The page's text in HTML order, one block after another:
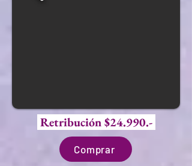
Retribución $24.990.-
Comprar